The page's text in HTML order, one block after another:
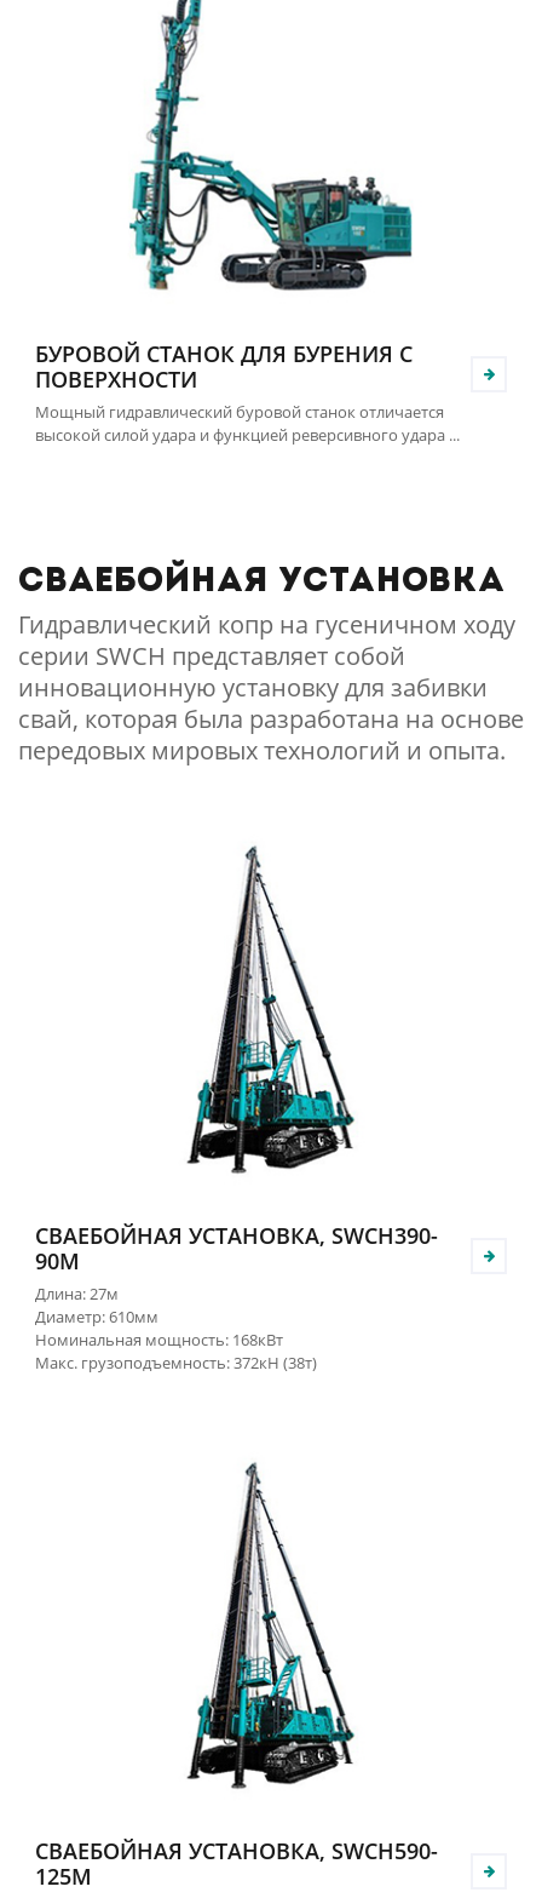
БУРОВОЙ СТАНОК ДЛЯ БУРЕНИЯ С
ПОВЕРХНОСТИ
Мощный гидравлический буровой станок отличается
высокой силой удара и функцией реверсивного удара ...
Сваебойная установка
Гидравлический копр на гусеничном ходу
серии SWCH представляет собой
инновационную установку для забивки
свай, которая была разработана на основе
передовых мировых технологий и опыта.
СВАЕБОЙНАЯ УСТАНОВКА, SWCH390-
90M
Длина: 27м
Диаметр: 610мм
Номинальная мощность: 168кВт
Макс. грузоподъемность: 372кН (38т)
СВАЕБОЙНАЯ УСТАНОВКА, SWCH590-
125M